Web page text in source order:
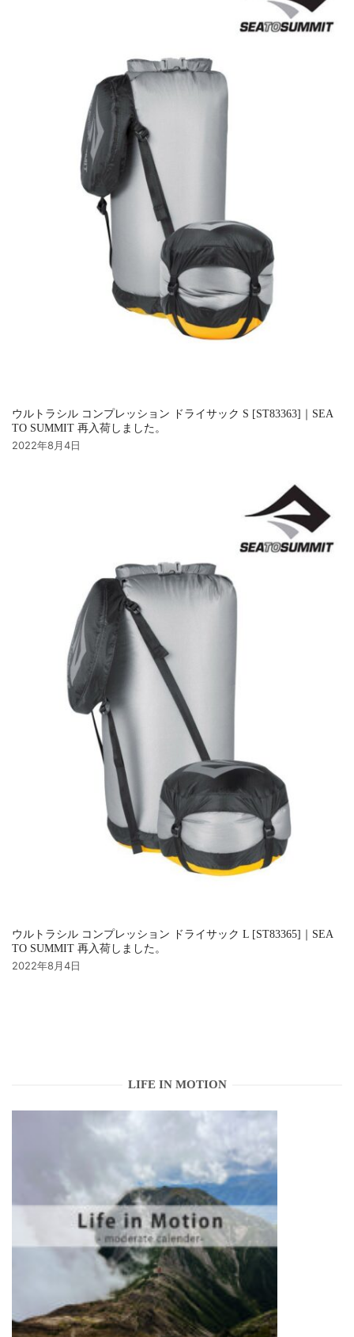
ウルトラシル コンプレッション ドライサック S [ST83363]｜SEA
TO SUMMIT 再入荷しました。
2022年8月4日
ウルトラシル コンプレッション ドライサック L [ST83365]｜SEA
TO SUMMIT 再入荷しました。
2022年8月4日
LIFE IN MOTION